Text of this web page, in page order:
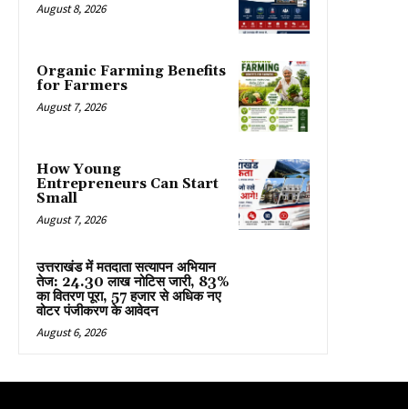
August 8, 2026
Organic Farming Benefits
for Farmers
August 7, 2026
How Young
Entrepreneurs Can Start
Small
August 7, 2026
उत्तराखंड में मतदाता सत्यापन अभियान
तेज: 24.30 लाख नोटिस जारी, 83%
का वितरण पूरा, 57 हजार से अधिक नए
वोटर पंजीकरण के आवेदन
August 6, 2026